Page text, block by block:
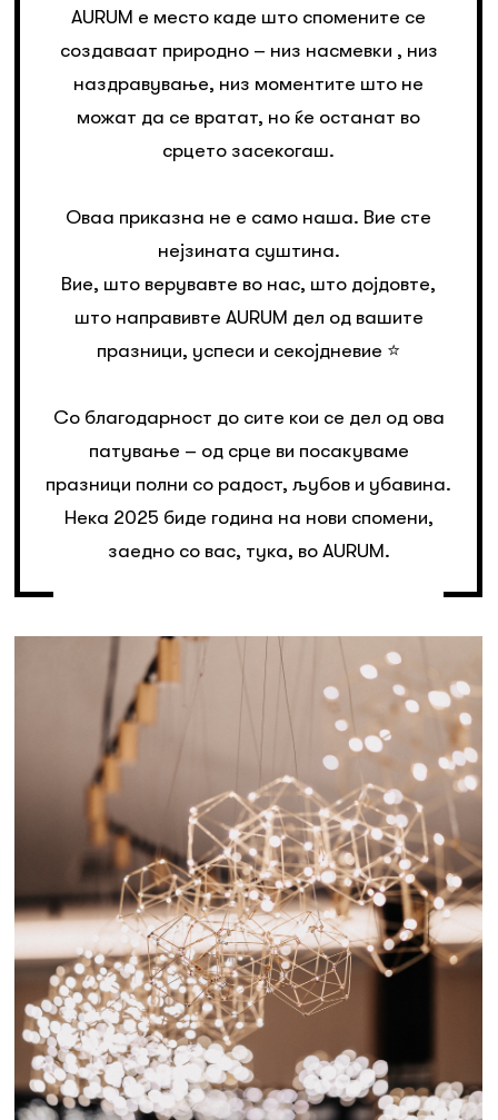
AURUM е место каде што спомените се
создаваат природно – низ насмевки , низ
наздравување, низ моментите што не
можат да се вратат, но ќе останат во
срцето засекогаш.
Оваа приказна не е само наша. Вие сте
нејзината суштина.
Вие, што верувавте во нас, што дојдовте,
што направивте AURUM дел од вашите
празници, успеси и секојдневие ⭐️
Со благодарност до сите кои се дел од ова
патување – од срце ви посакуваме
празници полни со радост, љубов и убавина.
Нека 2025 биде година на нови спомени,
заедно со вас, тука, во AURUM.